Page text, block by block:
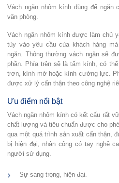
Vách ngăn nhôm kính dùng để ngăn
văn phòng.
Vách ngăn nhôm kính được làm chủ
tùy vào yêu cầu của khách hàng
ngăn. Thông thường vách ngăn sẽ
phần. Phía trên sẽ là tấm kính, có
trơn, kính mờ hoặc kính cường lực.
được xử lý cẩn thận theo công nghệ
Ưu điểm nổi bật
Vách ngăn nhôm kính có kết cấu rất
chất lượng và tiêu chuẩn được cho
qua một quá trình sản xuất cẩn thận,
bị hiện đại, nhân công có tay nghề
người sử dụng.
Sự sang trọng, hiện đại.